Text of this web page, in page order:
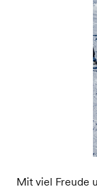
Mit viel Freude